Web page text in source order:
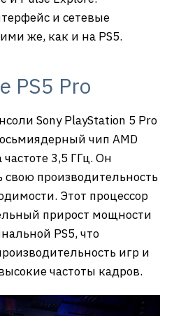
и сетевые
же, как и на PS5.
PS5 Pro
Sony PlayStation 5 Pro
чип AMD
3,5 ГГц. Он
свою производительность
Этот процессор
прирост мощности
PS5, что
игр и
частоты кадров.